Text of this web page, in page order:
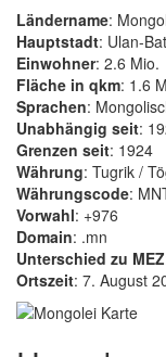
Ländername:
Hauptstadt: Ulan-
Einwohner: 2.6 Mio.
Fläche in qkm: 1.6
Sprachen:
Unabhängig seit:
Grenzen seit: 1924
Währung: Tugrik /
Währungscode:
Vorwahl: +976
Domain: .mn
Unterschied zu MEZ
Ortszeit: 7. August